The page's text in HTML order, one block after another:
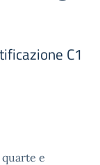
C1
e